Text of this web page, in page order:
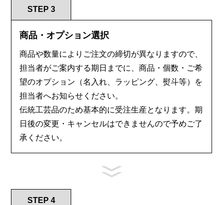
STEP 3
商品・オプション選択
商品や数量によりご注文の締切が異なりますので、
担当者がご案内する期日までに、商品・個数・ご希
望のオプション（名入れ、ラッピング、熨斗等）を
担当者へお知らせください。
伝統工芸品のため基本的に受注生産となります。期
日後の変更・キャンセルはできませんので予めご了
承ください。
STEP 4